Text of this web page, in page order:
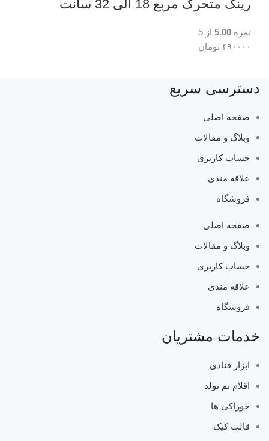
رینگ متحرک مربع 18 الی 32 سانت
نمره 5.00 از 5
۴۹۰۰۰۰ تومان
دسترسی سریع
صفحه اصلی
وبلاگ و مقالات
حساب کاربری
علاقه مندی
فروشگاه
صفحه اصلی
وبلاگ و مقالات
حساب کاربری
علاقه مندی
فروشگاه
خدمات مشتریان
ابزار قنادی
اقلام تم تولد
خوراکی ها
قالب کیک